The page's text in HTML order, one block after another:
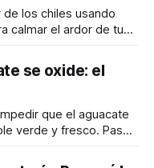
los chiles usando
calmar el ardor de tu
se oxide: el
que el aguacate
verde y fresco. Paso